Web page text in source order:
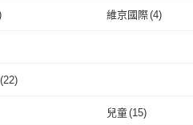
維京國際(4)
Corgi
(22)
音 兒童(15)